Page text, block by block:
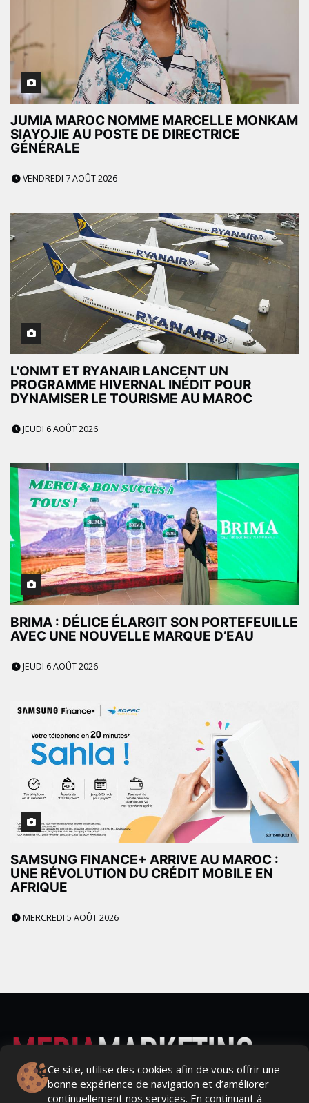
JUMIA MAROC NOMME MARCELLE MONKAM
SIAYOJIE AU POSTE DE DIRECTRICE
GÉNÉRALE
VENDREDI 7 AOÛT 2026
L'ONMT ET RYANAIR LANCENT UN
PROGRAMME HIVERNAL INÉDIT POUR
DYNAMISER LE TOURISME AU MAROC
JEUDI 6 AOÛT 2026
BRIMA : DÉLICE ÉLARGIT SON PORTEFEUILLE
AVEC UNE NOUVELLE MARQUE D’EAU
JEUDI 6 AOÛT 2026
SAMSUNG FINANCE+ ARRIVE AU MAROC :
UNE RÉVOLUTION DU CRÉDIT MOBILE EN
AFRIQUE
MERCREDI 5 AOÛT 2026
Ce site, utilise des cookies afin de vous offrir une
bonne expérience de navigation et d’améliorer
continuellement nos services. En continuant à
Actualités Média, Actualités Com/Market/Ntic, Actualités